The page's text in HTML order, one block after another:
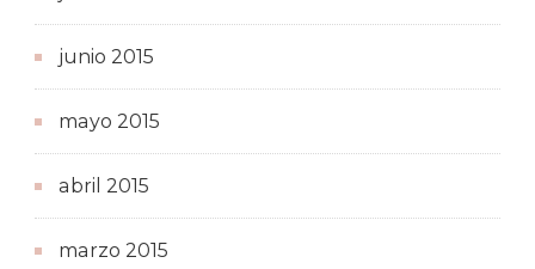
junio 2015
mayo 2015
abril 2015
marzo 2015